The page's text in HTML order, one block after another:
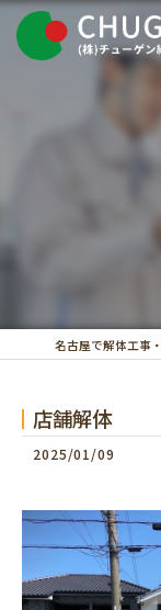
店舗解体
2025/01/09